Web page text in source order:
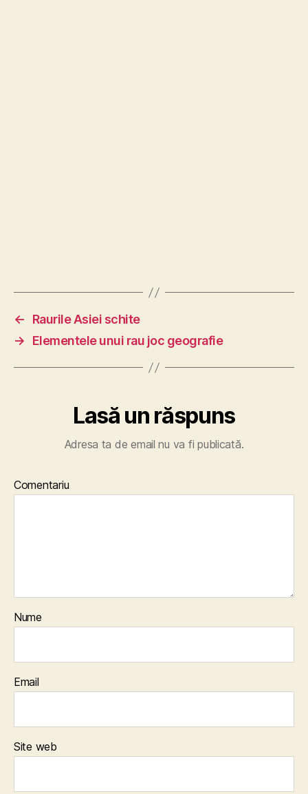
←
Raurile Asiei schite
→
Elementele unui rau joc geografie
Lasă un răspuns
Adresa ta de email nu va fi publicată.
Comentariu
Nume
Email
Site web